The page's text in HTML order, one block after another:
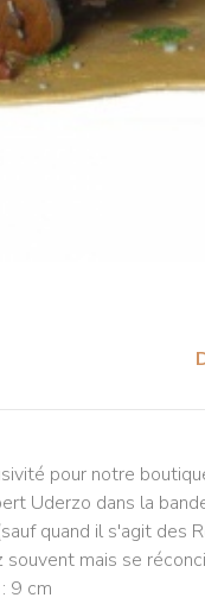
pour notre
Uderzo dans la
quand il s'agit des
mais se
9 cm